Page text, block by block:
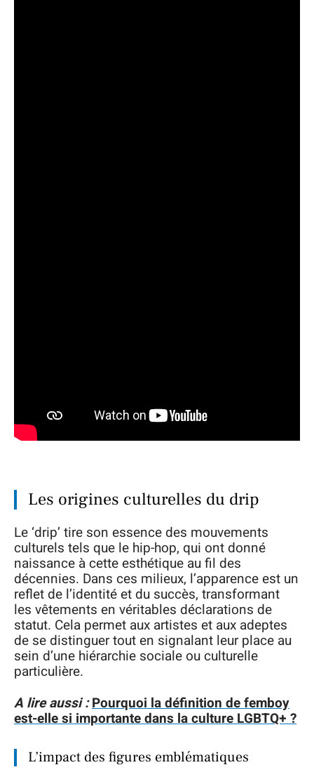
Les origines culturelles du drip
Le ‘drip’ tire son essence des mouvements
culturels tels que le hip-hop, qui ont donné
naissance à cette esthétique au fil des
décennies. Dans ces milieux, l’apparence est un
reflet de l’identité et du succès, transformant
les vêtements en véritables déclarations de
statut. Cela permet aux artistes et aux adeptes
de se distinguer tout en signalant leur place au
sein d’une hiérarchie sociale ou culturelle
particulière.
A lire aussi : Pourquoi la définition de femboy
est-elle si importante dans la culture LGBTQ+ ?
L’impact des figures emblématiques